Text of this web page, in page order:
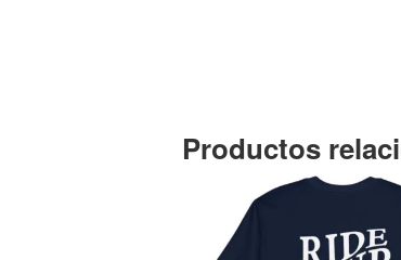
Productos